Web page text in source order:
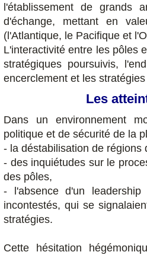
l'établissement de grands
d'échange, mettant en
(l'Atlantique, le Pacifique et
L'interactivité entre les pôles
stratégiques poursuivis,
encerclement et les
Les
Dans un environnement
politique et de sécurité de la
- la déstabilisation de régions
- des inquiétudes sur le
des pôles,
- l'absence d'un
incontestés, qui se
stratégies.
Cette hésitation